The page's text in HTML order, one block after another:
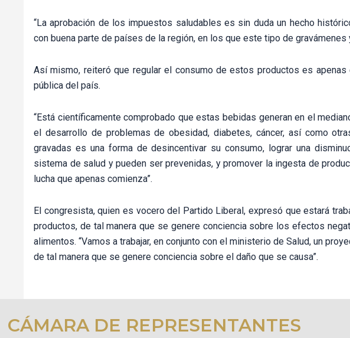
“La aprobación de los impuestos saludables es sin duda un hecho
con buena parte de países de la región, en los que este tipo de
Así mismo, reiteró que regular el consumo de estos productos es
pública del país.
“Está científicamente comprobado que estas bebidas generan en el
el desarrollo de problemas de obesidad, diabetes, cáncer, así como
gravadas es una forma de desincentivar su consumo, lograr una
sistema de salud y pueden ser prevenidas, y promover la ingesta de
lucha que apenas comienza”.
El congresista, quien es vocero del Partido Liberal, expresó que estará
productos, de tal manera que se genere conciencia sobre los efectos
alimentos. “Vamos a trabajar, en conjunto con el ministerio de Salud, un
de tal manera que se genere conciencia sobre el daño que se causa”.
CÁMARA DE REPRESENTANTES